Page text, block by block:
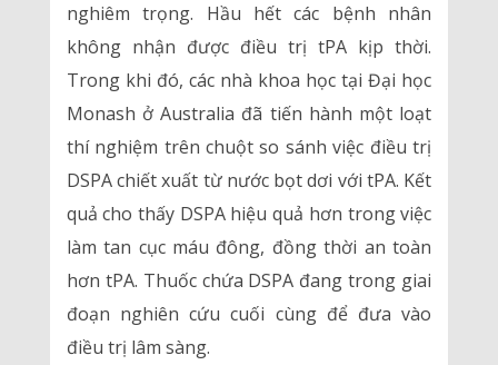
nghiêm trọng. Hầu hết các bệnh nhân
không nhận được điều trị tPA kịp thời.
Trong khi đó, các nhà khoa học tại Đại học
Monash ở Australia đã tiến hành một loạt
thí nghiệm trên chuột so sánh việc điều trị
DSPA chiết xuất từ nước bọt dơi với tPA. Kết
quả cho thấy DSPA hiệu quả hơn trong việc
làm tan cục máu đông, đồng thời an toàn
hơn tPA. Thuốc chứa DSPA đang trong giai
đoạn nghiên cứu cuối cùng để đưa vào
điều trị lâm sàng.